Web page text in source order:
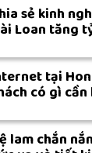
sẻ kinh
Loan tăng
tại
có gì
lam chắn